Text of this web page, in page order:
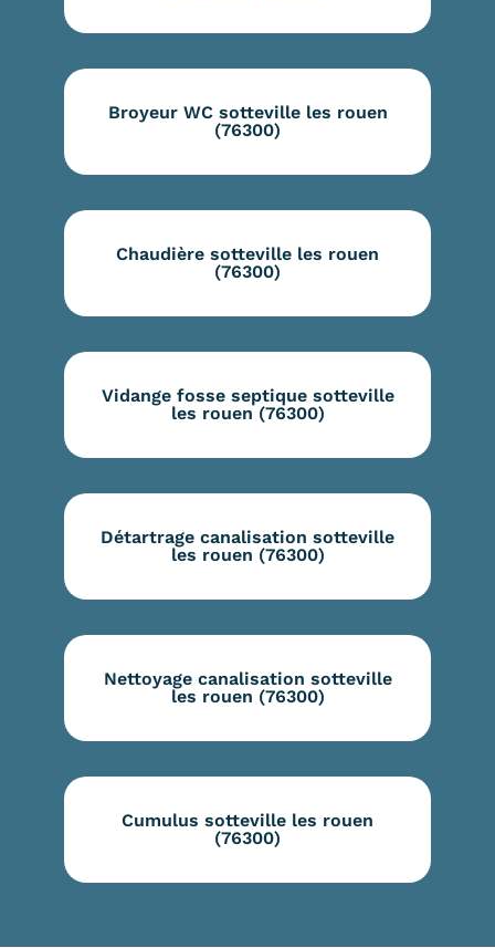
Broyeur WC sotteville les rouen
(76300)
Chaudière sotteville les rouen
(76300)
Vidange fosse septique sotteville
les rouen (76300)
Détartrage canalisation sotteville
les rouen (76300)
Nettoyage canalisation sotteville
les rouen (76300)
Cumulus sotteville les rouen
(76300)